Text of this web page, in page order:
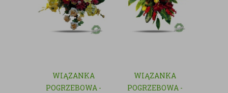
WIĄZANKA
POGRZEBOWA -
WIĄZANKA
POGRZEBOWA -